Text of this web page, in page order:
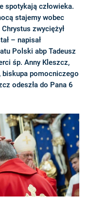
spotykają człowieka.
stajemy wobec
zwyciężył
– napisał
Polski abp Tadeusz
śp. Anny Kleszcz,
biskupa pomocniczego
odeszła do Pana 6